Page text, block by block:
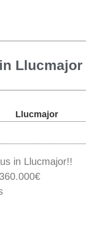
Llucmajor
Llucmajor
in Llucmajor!!